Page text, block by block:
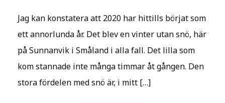
Jag kan konstatera att 2020 har hittills börjat som
ett annorlunda år. Det blev en vinter utan snö, här
på Sunnanvik i Småland i alla fall. Det lilla som
kom stannade inte många timmar åt gången. Den
stora fördelen med snö är, i mitt […]